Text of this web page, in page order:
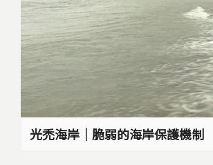
光禿海岸｜脆弱的海岸保護機制